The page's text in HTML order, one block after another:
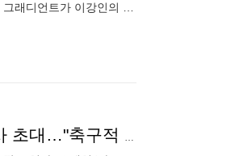
래디언트가 이강인의 이
韓 축구 에이스의 품격! 이강인, 아틀레티코 원정단 80명 전원 저녁 식사 초대…"축구적 재능 넘어 인간적인 면모로 좋은 인상"